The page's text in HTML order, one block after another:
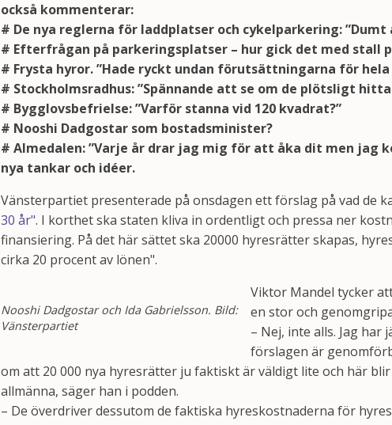
också kommenterar:
# De nya reglerna för laddplatser och cykelparkering:
# Efterfrågan på parkeringsplatser – hur gick det med stall
# Frysta hyror. ”Hade ryckt undan förutsättningarna för hela
# Stockholmsradhus: ”Spännande att se om de plötsligt
# Bygglovsbefrielse: ”Varför stanna vid 120 kvadrat?”
# Nooshi Dadgostar som bostadsminister?
# Almedalen: ”Varje år drar jag mig för att åka dit men jag
nya tankar och idéer.
Vänsterpartiet presenterade på onsdagen ett förslag på vad de
30 år". I korthet ska staten kliva in ordentligt och pressa ner
finansiering. På det här sättet ska 20000 hyresrätter skapas,
cirka 20 procent av lönen".
Nooshi Dadgostar och Ida Gabrielsson. Bild:
Vänsterpartiet
Viktor Mandel tycker
en stor och
– Nej, inte alls. Jag
förslagen är
om att 20 000 nya hyresrätter ju faktiskt är väldigt lite och här
allmänna, säger han i podden.
– De överdriver dessutom de faktiska hyreskostnaderna för